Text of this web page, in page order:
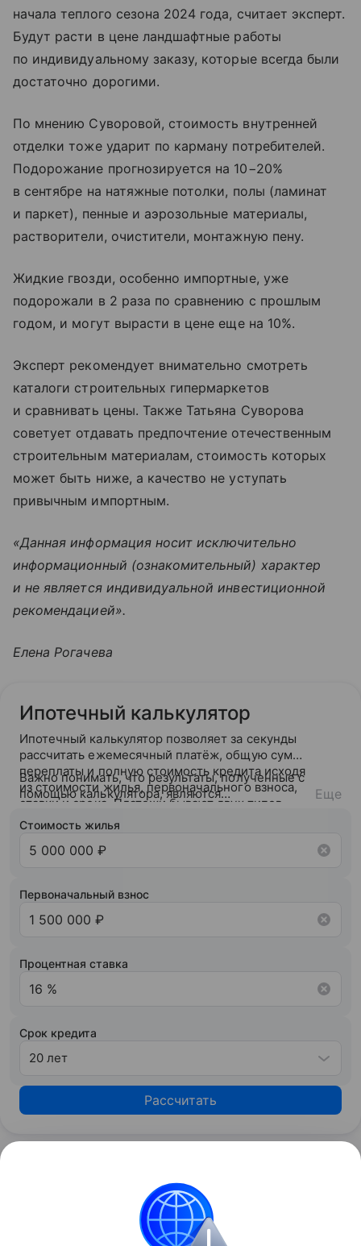
начала теплого сезона 2024 года, считает эксперт.
Будут расти в цене ландшафтные работы
по индивидуальному заказу, которые всегда были
достаточно дорогими.
По мнению Суворовой, стоимость внутренней
отделки тоже ударит по карману потребителей.
Подорожание прогнозируется на 10−20%
в сентябре на натяжные потолки, полы (ламинат
и паркет), пенные и аэрозольные материалы,
растворители, очистители, монтажную пену.
Жидкие гвозди, особенно импортные, уже
подорожали в 2 раза по сравнению с прошлым
годом, и могут вырасти в цене еще на 10%.
Эксперт рекомендует внимательно смотреть
каталоги строительных гипермаркетов
и сравнивать цены. Также Татьяна Суворова
советует отдавать предпочтение отечественным
строительным материалам, стоимость которых
может быть ниже, а качество не уступать
привычным импортным.
«Данная информация носит исключительно
информационный (ознакомительный) характер
и не является индивидуальной инвестиционной
рекомендацией».
Елена Рогачева
Ипотечный калькулятор
Ипотечный калькулятор позволяет за секунды
рассчитать ежемесячный платёж, общую сумму
переплаты и полную стоимость кредита исходя
из стоимости жилья, первоначального взноса,
ставки и срока. Платежи бывают двух типов —
аннуитетный (фиксированный на весь срок) или
Важно понимать, что результаты, полученные с
помощью калькулятора, являются
ознакомится с вашей кредитной историей и
кредитного потенциала предложит точные
Еще
Стоимость жилья
Первоначальный взнос
Процентная ставка
Срок кредита
20 лет
Рассчитать
Маркетинг: 16 стратегий
Рассмотрим стратегии маркетинга, которые
выбирают компании, и самые эффективные
инструменты для продвижения продукции и услуг.